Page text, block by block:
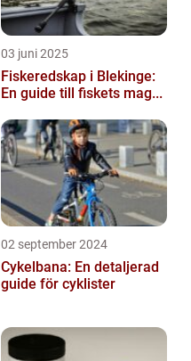
03 juni 2025
Fiskeredskap i Blekinge:
En guide till fiskets mag...
02 september 2024
Cykelbana: En detaljerad
guide för cyklister